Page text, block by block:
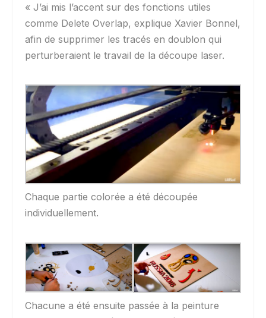
« J’ai mis l’accent sur des fonctions utiles
comme Delete Overlap, explique Xavier Bonnel,
afin de supprimer les tracés en doublon qui
perturberaient le travail de la découpe laser.
Chaque partie colorée a été découpée
individuellement.
Chacune a été ensuite passée à la peinture